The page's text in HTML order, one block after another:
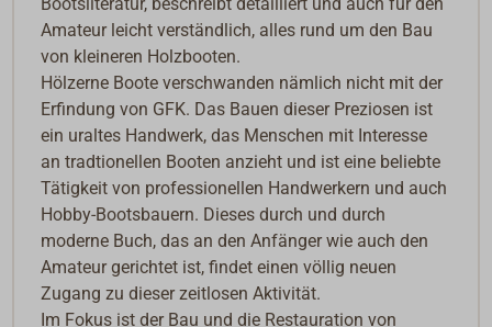
Amateur leicht verständlich, alles rund um den Bau
von kleineren Holzbooten.
Hölzerne Boote verschwanden nämlich nicht mit der
Erfindung von GFK. Das Bauen dieser Preziosen ist
ein uraltes Handwerk, das Menschen mit Interesse
an tradtionellen Booten anzieht und ist eine beliebte
Tätigkeit von professionellen Handwerkern und auch
Hobby-Bootsbauern. Dieses durch und durch
moderne Buch, das an den Anfänger wie auch den
Amateur gerichtet ist, findet einen völlig neuen
Zugang zu dieser zeitlosen Aktivität.
Im Fokus ist der Bau und die Restauration von